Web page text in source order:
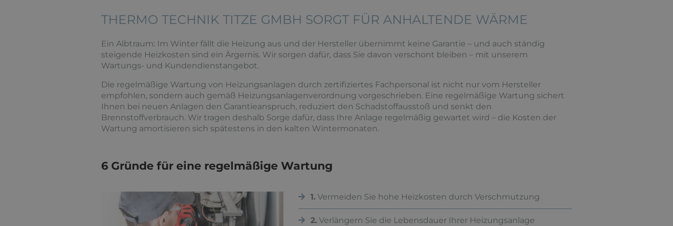
THERMO TECHNIK TITZE GMBH SORGT FÜR ANHALTENDE WÄRME
Ein Albtraum: Im Winter fällt die Heizung aus und der Hersteller übernimmt keine Garantie – und auch ständig
steigende Heizkosten sind ein Ärgernis. Wir sorgen dafür, dass Sie davon verschont bleiben – mit unserem
Wartungs- und Kundendienstangebot.
Die regelmäßige Wartung von Heizungsanlagen durch zertifiziertes Fachpersonal ist nicht nur vom Hersteller
empfohlen, sondern auch gemäß Heizungsanlagenverordnung vorgeschrieben. Eine regelmäßige Wartung sichert
Ihnen bei neuen Anlagen den Garantieanspruch, reduziert den Schadstoffausstoß und senkt den
Brennstoffverbrauch. Wir tragen deshalb Sorge dafür, dass Ihre Anlage regelmäßig gewartet wird – die Kosten der
Wartung amortisieren sich spätestens in den kalten Wintermonaten.
6 Gründe für eine regelmäßige Wartung
1.Vermeiden Sie hohe Heizkosten durch Verschmutzung
2.Verlängern Sie die Lebensdauer Ihrer Heizungsanlage